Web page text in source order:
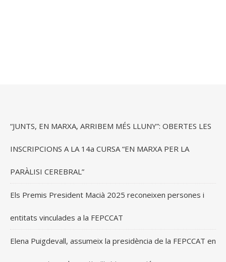
“JUNTS, EN MARXA, ARRIBEM MÉS LLUNY”: OBERTES LES
INSCRIPCIONS A LA 14a CURSA “EN MARXA PER LA
PARÀLISI CEREBRAL”
Els Premis President Macià 2025 reconeixen persones i
entitats vinculades a la FEPCCAT
Elena Puigdevall, assumeix la presidència de la FEPCCAT en